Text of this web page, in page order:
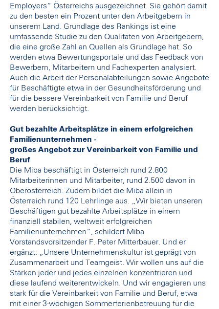
Employers“ Österreichs ausgezeichnet. Sie gehört damit
zu den besten ein Prozent unter den Arbeitgebern in
unserem Land. Grundlage des Rankings ist eine
umfassende Studie zu den Qualitäten von Arbeitgebern,
die eine große Zahl an Quellen als Grundlage hat. So
werden etwa Bewertungsportale und das Feedback von
Bewerbern, Mitarbeitern und Fachexperten analysiert.
Auch die Arbeit der Personalabteilungen sowie Angebote
für Beschäftigte etwa in der Gesundheitsförderung und
für die bessere Vereinbarkeit von Familie und Beruf
werden berücksichtigt.
Gut bezahlte Arbeitsplätze in einem erfolgreichen
Familienunternehmen -
großes Angebot zur Vereinbarkeit von Familie und
Beruf
Die Miba beschäftigt in Österreich rund 2.800
Mitarbeiterinnen und Mitarbeiter, rund 2.500 davon in
Oberösterreich. Zudem bildet die Miba allein in
Österreich rund 120 Lehrlinge aus. „Wir bieten unseren
Beschäftigen gut bezahlte Arbeitsplätze in einem
finanziell stabilen, weltweit erfolgreichen
Familienunternehmen“, schildert Miba
Vorstandsvorsitzender F. Peter Mitterbauer. Und er
ergänzt: „Unsere Unternehmenskultur ist geprägt von
Zusammenarbeit und Teamgeist. Wir wollen uns auf die
Stärken jeder und jedes einzelnen konzentrieren und
diese laufend weiterentwickeln. Und wir engagieren uns
stark für die Vereinbarkeit von Familie und Beruf, etwa
mit einer 3-wöchigen Sommerferienbetreuung für die